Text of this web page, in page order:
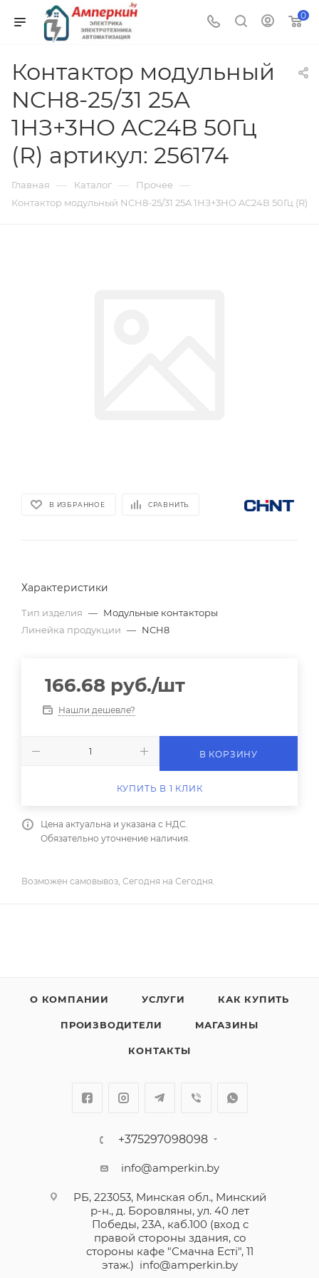
0
Контактор модульный
NCH8-25/31 25A
1НЗ+3НО AC24В 50Гц
(R) артикул: 256174
Главная — Каталог — Прочее —
Контактор модульный NCH8-25/31 25A 1НЗ+3НО AC24В 50Гц (R)
В ИЗБРАННОЕ СРАВНИТЬ
Характеристики
Тип изделия — Модульные контакторы
Линейка продукции — NCH8
166.68 руб./шт
Нашли дешевле?
В КОРЗИНУ
КУПИТЬ В 1 КЛИК
Цена актуальна и указана с НДС.
Обязательно уточнение наличия.
Возможен самовывоз, Сегодня на Сегодня.
О КОМПАНИИ УСЛУГИ КАК КУПИТЬ
ПРОИЗВОДИТЕЛИ МАГАЗИНЫ
КОНТАКТЫ
+375297098098
info@amperkin.by
РБ, 223053, Минская обл., Минский
р-н., д. Боровляны, ул. 40 лет
Победы, 23А, каб.100 (вход с
правой стороны здания, со
стороны кафе "Смачна Естi", 11
этаж.) info@amperkin.by